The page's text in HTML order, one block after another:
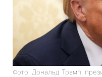
Фото: Дональд Трамп,